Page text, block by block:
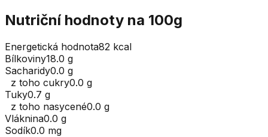
Nutriční hodnoty na 100g
Energetická hodnota82 kcal
Bílkoviny18.0 g
Sacharidy0.0 g
z toho cukry0.0 g
Tuky0.7 g
z toho nasycené0.0 g
Vláknina0.0 g
Sodík0.0 mg